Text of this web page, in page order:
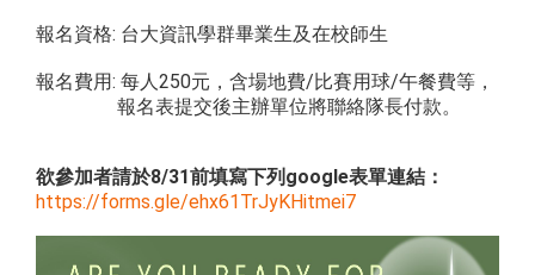
報名資格: 台大資訊學群畢業生及在校師生
報名費用: 每人250元，含場地費/比賽用球/午餐費等，
報名表提交後主辦單位將聯絡隊長付款。
欲參加者請於8/31前填寫下列google表單連結：
https://forms.gle/ehx61TrJyKHitmei7